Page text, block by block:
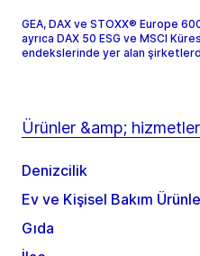
GEA, DAX ve STOXX® Europe
ayrıca DAX 50 ESG ve MSCI
endekslerinde yer alan
Ürünler &amp; hizmetler
Denizcilik
Ev ve Kişisel Bakım
Gıda